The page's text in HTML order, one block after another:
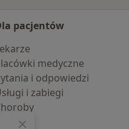
pacjentów
medyczne
i odpowiedzi
i zabiegi
Pomoc